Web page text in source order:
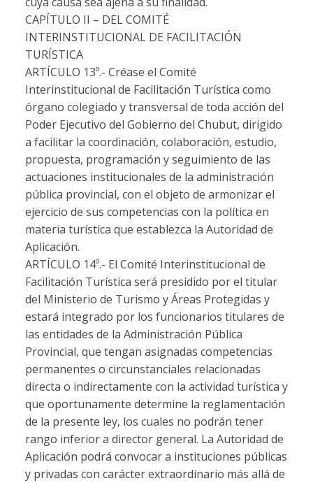
CAPÍTULO II – DEL COMITÉ
INTERINSTITUCIONAL DE FACILITACIÓN
TURÍSTICA
ARTÍCULO 13º.- Créase el Comité
Interinstitucional de Facilitación Turística como
órgano colegiado y transversal de toda acción del
Poder Ejecutivo del Gobierno del Chubut, dirigido
a facilitar la coordinación, colaboración, estudio,
propuesta, programación y seguimiento de las
actuaciones institucionales de la administración
pública provincial, con el objeto de armonizar el
ejercicio de sus competencias con la política en
materia turística que establezca la Autoridad de
Aplicación.
ARTÍCULO 14º.- El Comité Interinstitucional de
Facilitación Turística será presidido por el titular
del Ministerio de Turismo y Áreas Protegidas y
estará integrado por los funcionarios titulares de
las entidades de la Administración Pública
Provincial, que tengan asignadas competencias
permanentes o circunstanciales relacionadas
directa o indirectamente con la actividad turística y
que oportunamente determine la reglamentación
de la presente ley, los cuales no podrán tener
rango inferior a director general. La Autoridad de
Aplicación podrá convocar a instituciones públicas
y privadas con carácter extraordinario más allá de